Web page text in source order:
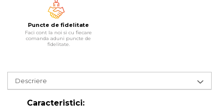
Antifurt Bicicleta
Densimetru
Accesorii Auto
Tester Baterie Auto
Cheie Roti
Puncte de fidelitate
Faci cont la noi si cu fiecare
comanda aduni puncte de
fidelitate.
Descriere
Caracteristici: